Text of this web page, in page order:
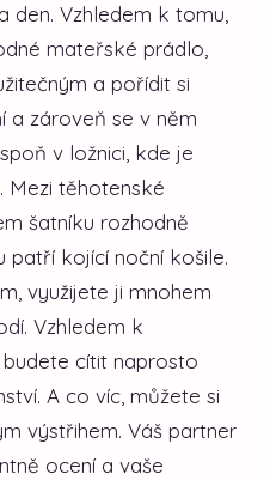
den. Vzhledem k tomu,
mateřské prádlo,
a pořídit si
a zároveň se v něm
v ložnici, kde je
Mezi těhotenské
šatníku rozhodně
patří kojící noční košile.
využijete ji mnohem
Vzhledem k
cítit naprosto
A co víc, můžete si
výstřihem. Váš partner
ocení a vaše